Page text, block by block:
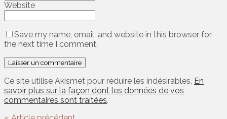
Website
Save my name, email, and website in this browser for
the next time I comment.
Ce site utilise Akismet pour réduire les indésirables. En
savoir plus sur la façon dont les données de vos
commentaires sont traitées.